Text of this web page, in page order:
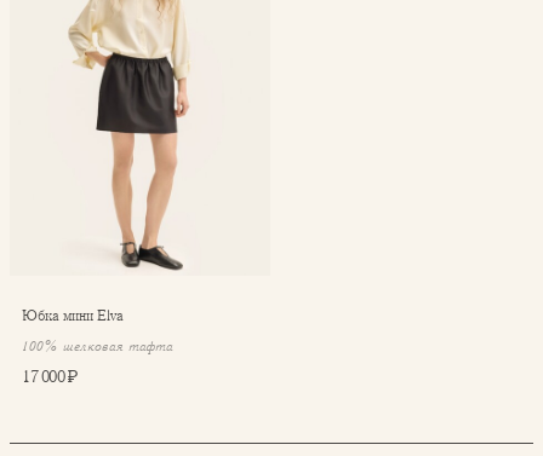
Юбка мини Elva
100% шелковая тафта
17 000 ₽